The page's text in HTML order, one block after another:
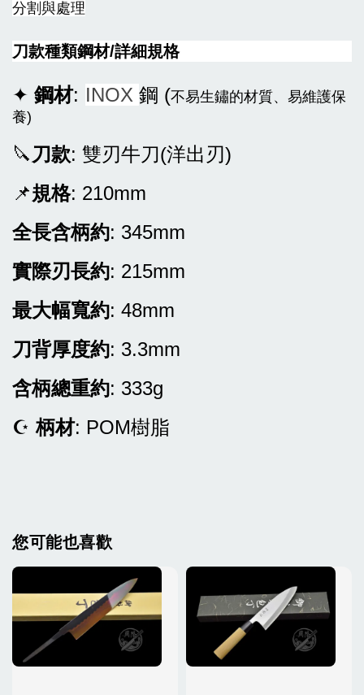
NT$ 1,500
分割與處理
刀款種類鋼材/詳細規格
✦ 鋼材: INOX 鋼 (不易生鏽的材質、易維護保
養)
🔪 刀款: 雙刃牛刀(洋出刃)
📌規格: 210mm
全長含柄約: 345mm
實際刃長約: 215mm
最大幅寬約: 48mm
刀背厚度約: 3.3mm
含柄總重約: 333g
☪柄材: POM樹脂
您可能也喜歡